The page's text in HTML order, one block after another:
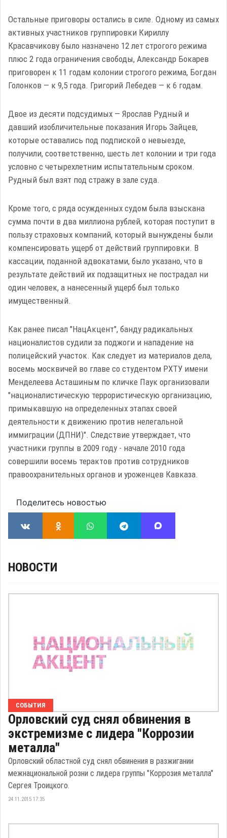
Остальные приговоры остались в силе. Одному из самых
активных участников группировки Кириллу
Красавчикову было назначено 12 лет строгого режима
плюс 2 года ограничения свободы, Александр Бокарев
приговорен к 11 годам колонии строгого режима, Богдан
Голонков — к 9,5 года. Григорий Лебедев — к 6 годам.
Двое из десяти подсудимых — Ярослав Рудный и
давший изобличительные показания Игорь Зайцев,
которые оставались под подпиской о невыезде,
получили, соответственно, шесть лет колонии и три года
условно с четырехлетним испытательным сроком.
Рудный был взят под стражу в зале суда.
Кроме того, с ряда осужденных судом была взыскана
сумма почти в два миллиона рублей, которая поступит в
пользу страховых компаний, который вынуждены были
компенсировать ущерб от действий группировки. В
кассации, поданной адвокатами, было указано, что в
результате действий их подзащитных не пострадал ни
один человек, а нанесенный ущерб был только
имущественный.
Как ранее писал "НацАкцент", банду радикальных
националистов судили за поджоги и нападение на
полицейский участок. Как следует из материалов дела,
восемь москвичей во главе со студентом РХТУ имени
Менделеева Асташиным по кличке Паук организовали
"националистическую террористическую организацию,
примыкавшую на определенных этапах своей
деятельности к движению против нелегальной
иммиграции (ДПНИ)". Следствие утверждает, что
участники группы в 2009 году - начале 2010 года
совершили восемь терактов против сотрудников
правоохранительных органов и уроженцев Кавказа.
Поделитесь новостью
НОВОСТИ
СОБЫТИЯ
Орловский суд снял обвинения в
экстремизме с лидера "Коррозии
металла"
Орловский областной суд снял обвинения в разжигании
межнациональной розни с лидера группы "Коррозия металла"
Сергея Троицкого.
24.11.2015 17:35